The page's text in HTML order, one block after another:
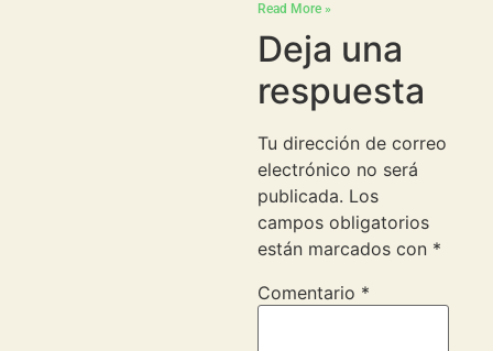
Read More »
Deja una
respuesta
Tu dirección de correo
electrónico no será
publicada. Los
campos obligatorios
están marcados con *
Comentario *